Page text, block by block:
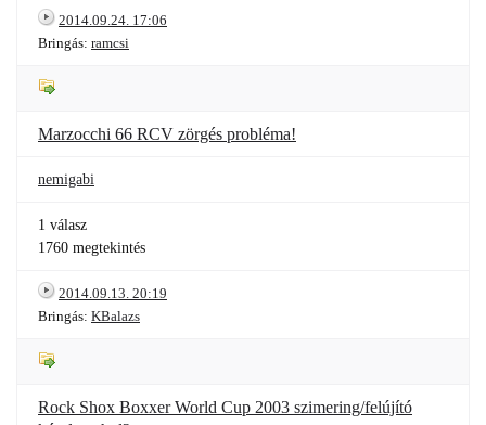
2014.09.24. 17:06
Bringás: ramcsi
Marzocchi 66 RCV zörgés probléma!
nemigabi
1 válasz
1760 megtekintés
2014.09.13. 20:19
Bringás: KBalazs
Rock Shox Boxxer World Cup 2003 szimering/felújító